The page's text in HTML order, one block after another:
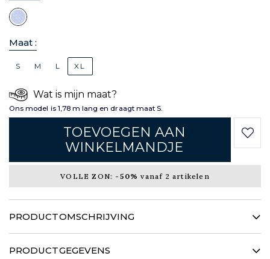
Maat :
S M L XL
Wat is mijn maat?
Ons model is 1,78 m lang en draagt maat S.
TOEVOEGEN AAN
WINKELMANDJE
VOLLE ZON: -50% vanaf 2 artikelen
PRODUCTOMSCHRIJVING
herengarderobe, nodigt je uit om zacht en licht door
PRODUCTGEGEVENS